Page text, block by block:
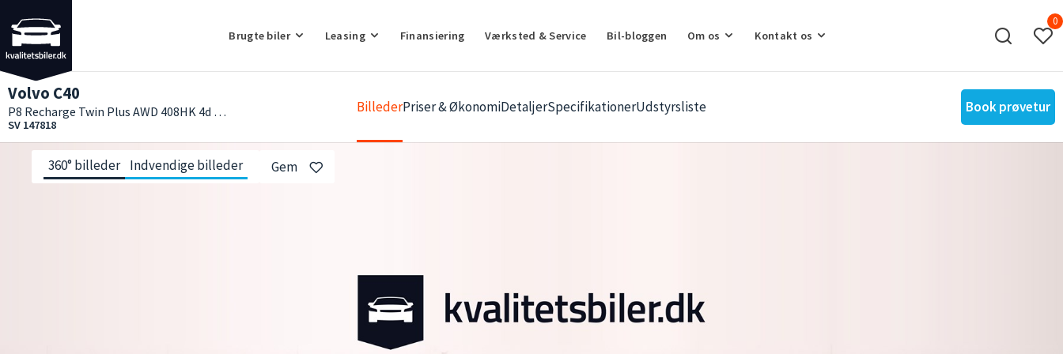
Brugte biler Leasing Finansiering Værksted & Service Bil-bloggen Om os Kontakt os
0
Volvo C40
P8 Recharge Twin Plus AWD 408HK 4d Aut.
SV 147818
Book prøvetur
BillederPriser & ØkonomiDetaljerSpecifikationerUdstyrsliste
360° billeder Indvendige billeder Gem